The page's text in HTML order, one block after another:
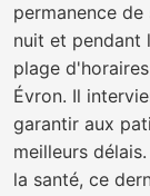
permanence
nuit et pendant
plage
Évron. Il
garantir aux
meilleurs
la santé, ce